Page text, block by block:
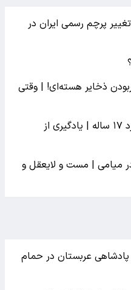
پرچم رسمی ایران در
ربودن ذخایر هسته‌ای! | وقتی
رسوایی جنسی معلم زن با شاگرد ۱۷ ساله | یادگیری از
میامی | مست و لایعقل و
پادشاهی عربستان در حمام